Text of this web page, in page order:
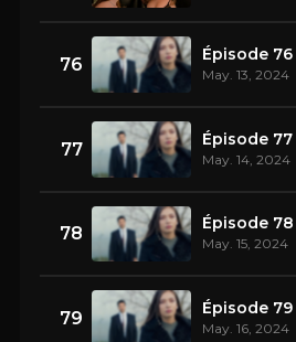
76 Épisode 76
May. 13, 2024
77 Épisode 77
May. 14, 2024
78 Épisode 78
May. 15, 2024
79 Épisode 79
May. 16, 2024